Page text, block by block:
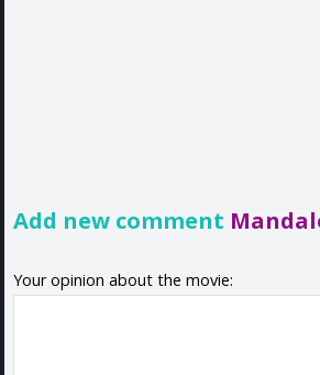
Add new comment
Your opinion about the movie: